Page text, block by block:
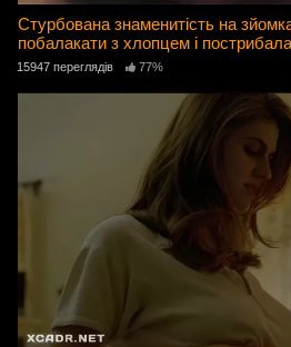
Стурбована знаменитість на
побалакати з хлопцем і
15947 переглядів 77%